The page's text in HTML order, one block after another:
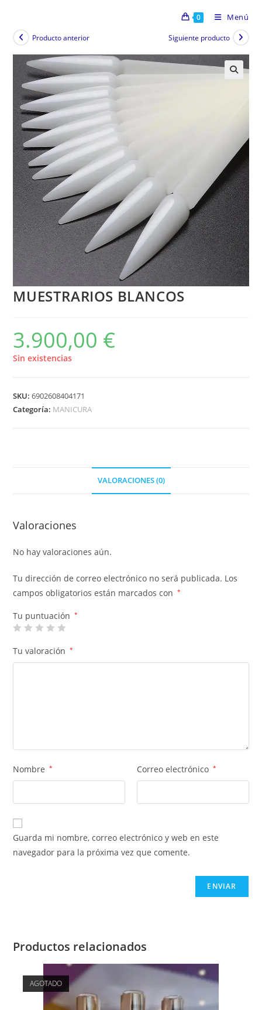
0 Menú
Producto anterior Siguiente producto
MUESTRARIOS BLANCOS
3.900,00 €
Sin existencias
SKU:6902608404171
Categoría: MANICURA
VALORACIONES (0)
Valoraciones
No hay valoraciones aún.
Tu dirección de correo electrónico no será publicada. Los
campos obligatorios están marcados con
*
Tu puntuación *
Tu valoración *
Nombre * Correo electrónico *
Guarda mi nombre, correo electrónico y web en este
navegador para la próxima vez que comente.
Productos relacionados
AGOTADO